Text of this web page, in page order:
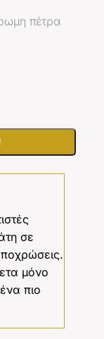
πέτρα
σε
μόνο
πιο